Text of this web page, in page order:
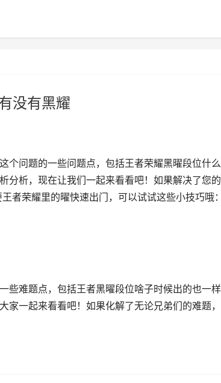
没有黑耀
个问题的一些问题点，包括王者荣耀黑曜段位什
分析，现在让我们一起来看看吧！如果解决了您
者荣耀里的曜快速出门，可以试试这些小技巧哦：
些难题点，包括王者黑曜段位啥子时候出的也一
家一起来看看吧！如果化解了无论兄弟们的难题